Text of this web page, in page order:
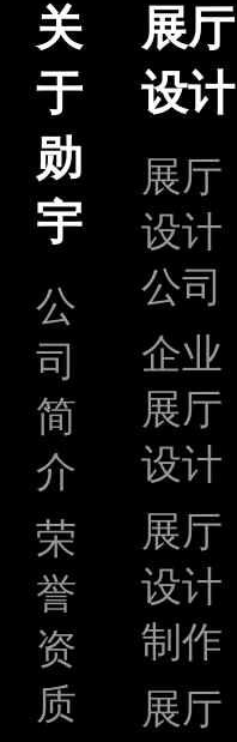
关
于
勋
宇
公
司
简
介
荣
誉
资
质
展厅
设计
展厅
设计
公司
企业
展厅
设计
展厅
设计
制作
展厅